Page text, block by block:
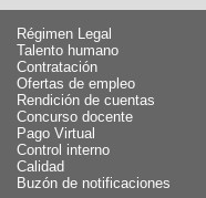
Régimen Legal
Talento humano
Contratación
Ofertas de empleo
Rendición de cuentas
Concurso docente
Pago Virtual
Control interno
Calidad
Buzón de notificaciones